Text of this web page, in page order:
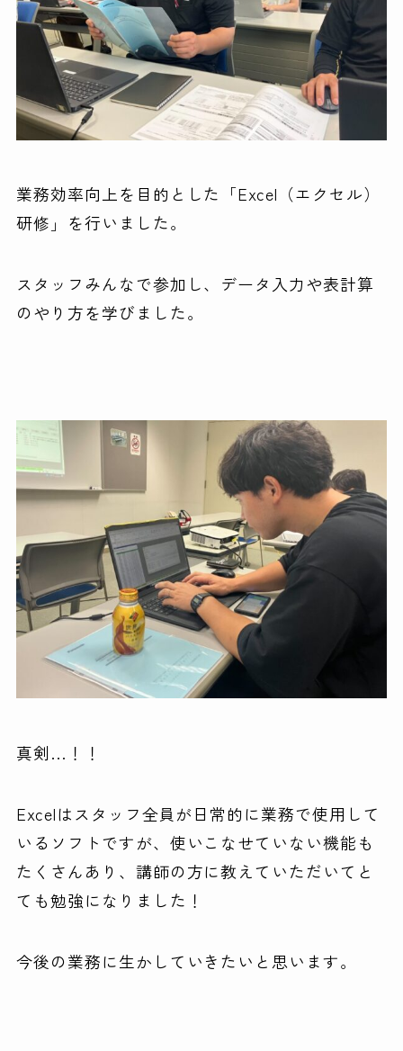
業務効率向上を目的とした「Excel（エクセル）
研修」を行いました。
スタッフみんなで参加し、データ入力や表計算
のやり方を学びました。
真剣…！！
Excelはスタッフ全員が日常的に業務で使用して
いるソフトですが、使いこなせていない機能も
たくさんあり、講師の方に教えていただいてと
ても勉強になりました！
今後の業務に生かしていきたいと思います。